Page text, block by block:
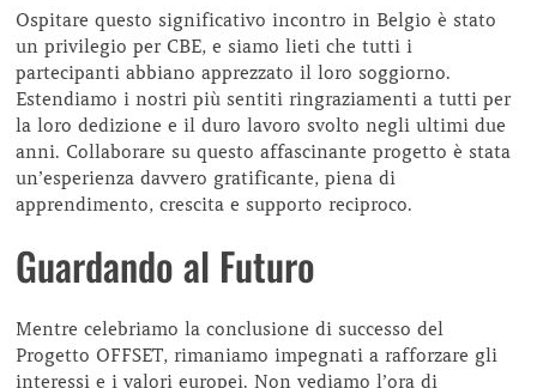
Ospitare questo significativo incontro in Belgio è stato
un privilegio per CBE, e siamo lieti che tutti i
partecipanti abbiano apprezzato il loro soggiorno.
Estendiamo i nostri più sentiti ringraziamenti a tutti per
la loro dedizione e il duro lavoro svolto negli ultimi due
anni. Collaborare su questo affascinante progetto è stata
un’esperienza davvero gratificante, piena di
apprendimento, crescita e supporto reciproco.
Guardando al Futuro
Mentre celebriamo la conclusione di successo del
Progetto OFFSET, rimaniamo impegnati a rafforzare gli
interessi e i valori europei. Non vediamo l’ora di